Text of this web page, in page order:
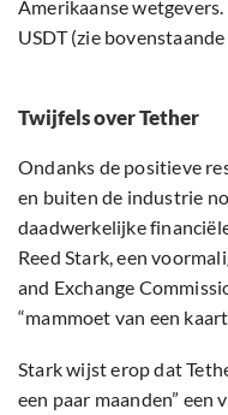
Amerikaanse
USDT (zie
Twijfels over Tether
Ondanks de positieve
en buiten de industrie
daadwerkelijke
Reed Stark, een
and Exchange
“mammoet van een
Stark wijst erop dat
een paar maanden” een